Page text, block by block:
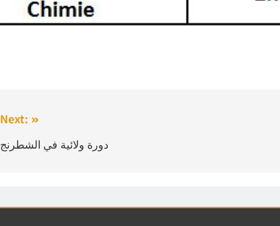
Next:
دورة ولائية في الشطرنج